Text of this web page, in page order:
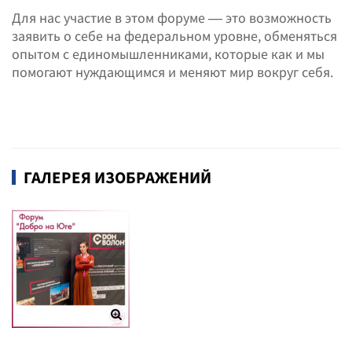
Для нас участие в этом форуме — это возможность
заявить о себе на федеральном уровне, обменяться
опытом с единомышленниками, которые как и мы
помогают нуждающимся и меняют мир вокруг себя.
ГАЛЕРЕЯ ИЗОБРАЖЕНИЙ